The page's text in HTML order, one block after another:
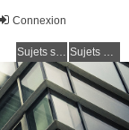
Connexion
Sujets sans réponse Sujets actifs